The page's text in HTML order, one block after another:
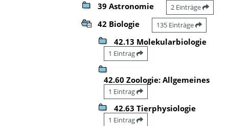
39 Astronomie 2 Einträge
42 Biologie 135 Einträge
42.13 Molekularbiologie
1 Eintrag
42.60 Zoologie: Allgemeines
1 Eintrag
42.63 Tierphysiologie
1 Eintrag